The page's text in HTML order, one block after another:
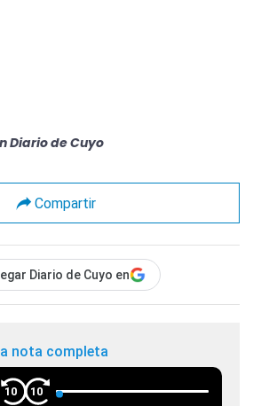
Diario de Cuyo
Compartir
Diario de Cuyo en
nota completa
10 10